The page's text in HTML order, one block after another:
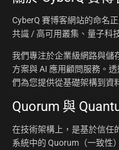
CyberQ 賽博客網站的命名
共識 / 高可用叢集、量子科
我們專注於企業級網路與儲
方案與 AI 應用顧問服務。
們為您提供從基礎架構到資
Quorum 與
在技術架構上，是基於信任
系統中的 Quorum（一致性